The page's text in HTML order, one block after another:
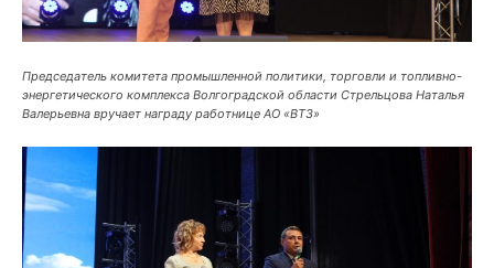
Председатель комитета промышленной политики, торговли и топливно-
энергетического комплекса Волгоградской области Стрельцова Наталья
Валерьевна вручает награду работнице АО «ВТЗ»